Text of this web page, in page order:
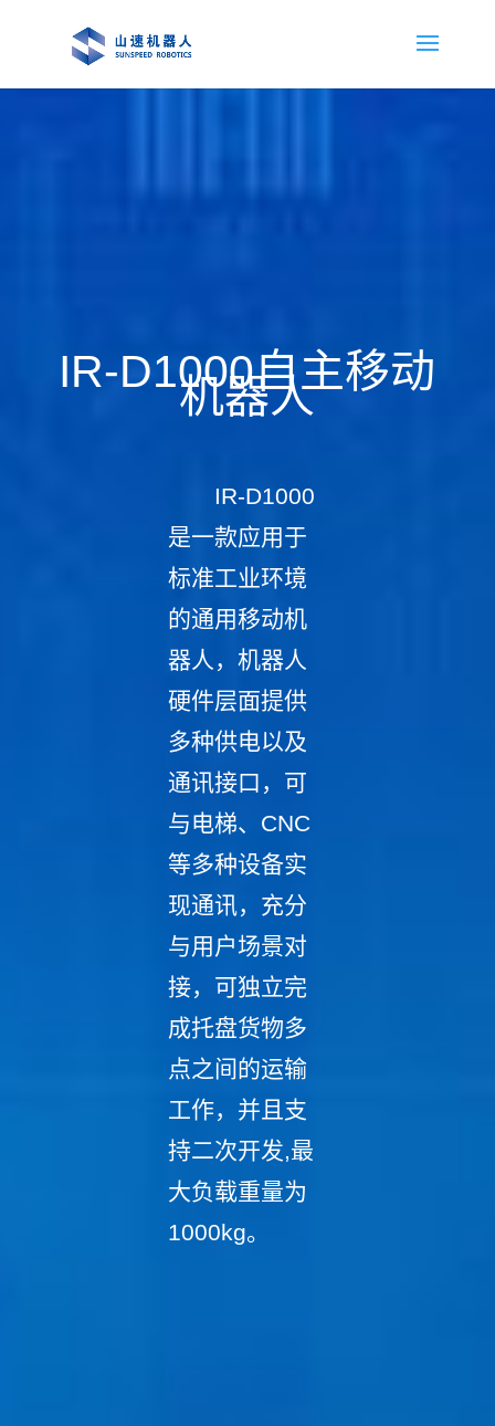
IR-D1000自主移动
机器人
IR-D1000
是一款应用于
标准工业环境
的通用移动机
器人，机器人
硬件层面提供
多种供电以及
通讯接口，可
与电梯、CNC
等多种设备实
现通讯，充分
与用户场景对
接，可独立完
成托盘货物多
点之间的运输
工作，并且支
持二次开发,最
大负载重量为
1000kg。